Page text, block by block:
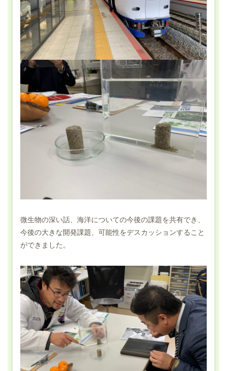
微生物の深い話、海洋についての今後の課題を共有でき、
今後の大きな開発課題、可能性をデスカッションすること
ができました。